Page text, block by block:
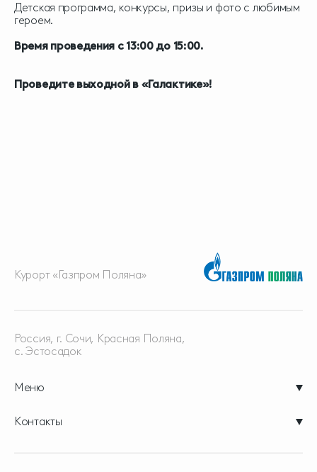
Детская программа, конкурсы, призы и фото с любимым
героем.
Время проведения с 13:00 до 15:00.
Проведите выходной в «Галактике»!
Курорт «Газпром Поляна»
Меню
Россия, г. Сочи, Красная Поляна,
с. Эстосадок
Контакты